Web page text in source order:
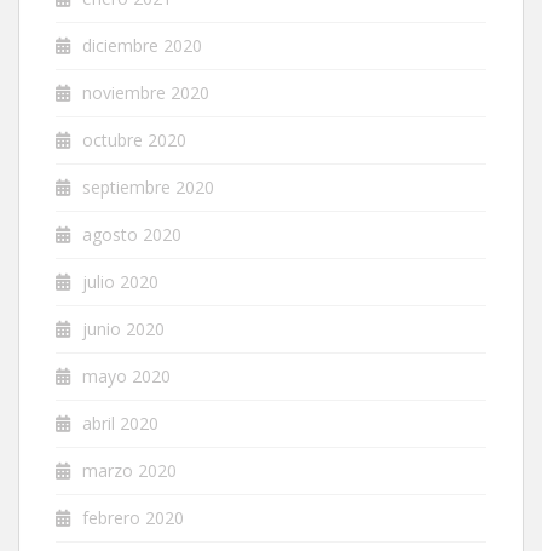
diciembre 2020
noviembre 2020
octubre 2020
septiembre 2020
agosto 2020
julio 2020
junio 2020
mayo 2020
abril 2020
marzo 2020
febrero 2020